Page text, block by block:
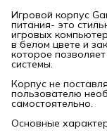
Игровой корпус
питания- это
игровых
в белом цвете и
которое
системы.
Корпус не
пользователю
самостоятельно.
Основные